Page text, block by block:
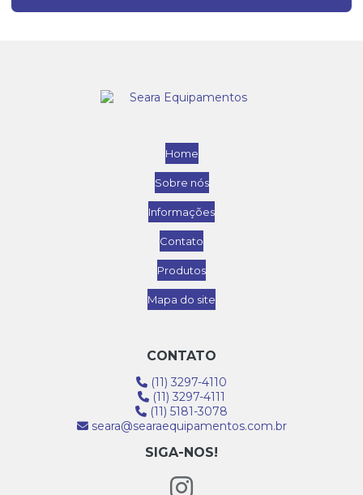
Home
Sobre nós
Informações
Contato
Produtos
Mapa do site
CONTATO
(11) 3297-4110
(11) 3297-4111
(11) 5181-3078
seara@searaequipamentos.com.br
SIGA-NOS!